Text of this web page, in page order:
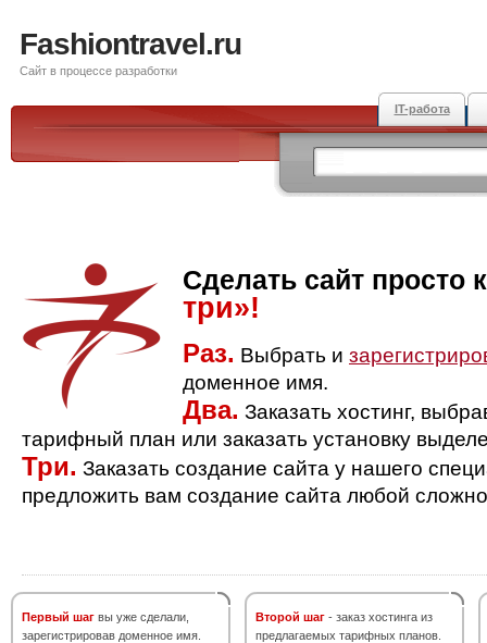
Fashiontravel.ru
Сайт в процессе разработки
IT-работа
Сделать сайт просто
три»!
Раз. Выбрать и
доменное имя.
Два. Заказать хостинг,
тарифный план или заказать установку
Три. Заказать создание сайта у нашего
предложить вам создание сайта любой
Первый шаг вы уже сделали,
зарегистрировав доменное имя.
Второй шаг - заказ хостинга из
предлагаемых тарифных планов.